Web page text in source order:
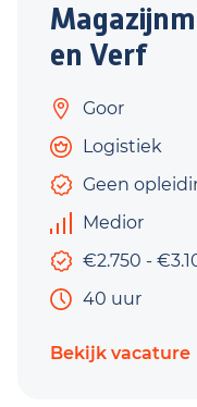
en Verf
Goor
Logistiek
Geen
Medior
€2.750 -
40 uur
Bekijk vacature